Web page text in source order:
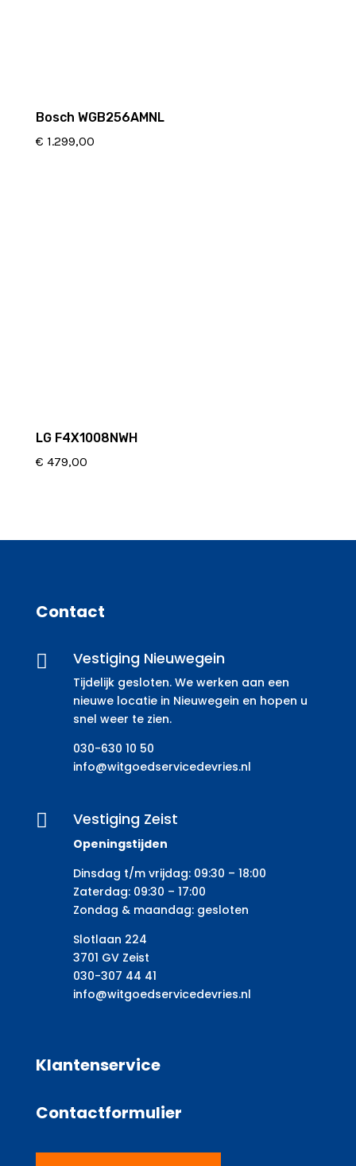
Bosch WGB256AMNL
€ 1.299,00
LG F4X1008NWH
€ 479,00
Contact
 Vestiging Nieuwegein
Tijdelijk gesloten. We werken aan een
nieuwe locatie in Nieuwegein en hopen u
snel weer te zien.
030-630 10 50
info@witgoedservicedevries.nl
 Vestiging Zeist
Openingstijden
Dinsdag t/m vrijdag: 09:30 – 18:00
Zaterdag: 09:30 – 17:00
Zondag & maandag: gesloten
Slotlaan 224
3701 GV Zeist
030-307 44 41
info@witgoedservicedevries.nl
Klantenservice
Contactformulier